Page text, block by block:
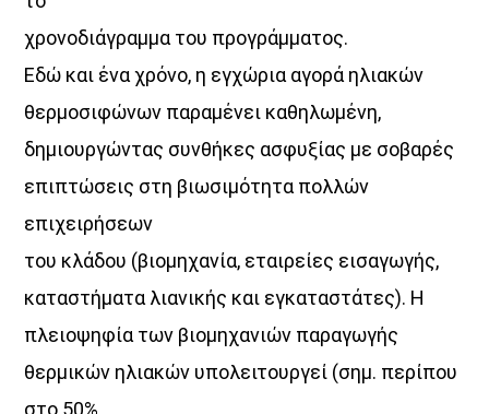
χρονοδιάγραμμα του προγράμματος.
Εδώ και ένα χρόνο, η εγχώρια αγορά ηλιακών
θερμοσιφώνων παραμένει καθηλωμένη,
δημιουργώντας συνθήκες ασφυξίας με σοβαρές
επιπτώσεις στη βιωσιμότητα πολλών
επιχειρήσεων
του κλάδου (βιομηχανία, εταιρείες εισαγωγής,
καταστήματα λιανικής και εγκαταστάτες). Η
πλειοψηφία των βιομηχανιών παραγωγής
θερμικών ηλιακών υπολειτουργεί (σημ. περίπου
στο 50%